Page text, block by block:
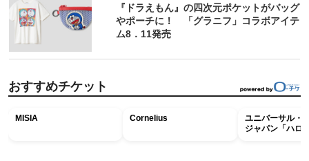
『ドラえもん』の四次元ポケットがバッグ
やポーチに！ 「グラニフ」コラボアイテ
ム8．11発売
おすすめチケット
MISIA Cornelius
ユニバーサル・
ジャパン「ハロ